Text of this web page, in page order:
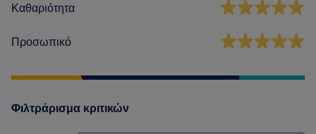
Καθαριότητα
Προσωπικό
Φιλτράρισμα κριτικών